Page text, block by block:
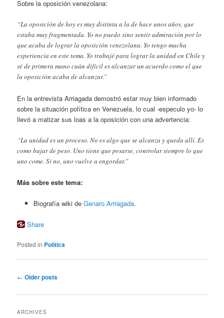
Sobre la oposición venezolana:
“La oposición de hoy es muy distinta a la de hace unos años, que
estaba muy fragmentada. Yo no puedo sino sentir admiración por lo
que acaba de lograr la oposición venezolana. Yo tengo mucha
experiencia en este tema. Yo trabajé para lograr la unidad en Chile y
sé de primera mano cuán difícil es alcanzar un acuerdo como el que
la oposición acaba de alcanzar.”
En la entrevista Arriagada demostró estar muy bien informado
sobre la situación política en Venezuela, lo cual -especulo yo- lo
llevó a matizar sus loas a la oposición con una advertencia:
“La unidad es un proceso. No es algo que se alcanza y queda allí. Es
como bajar de peso. Uno tiene que pesarse, controlar siempre lo que
uno come. Si no, uno vuelve a engordar.”
Más sobre este tema:
Biografía wiki de Genaro Arriagada.
Share
Posted in Política
Post
← Older posts
ARCHIVES